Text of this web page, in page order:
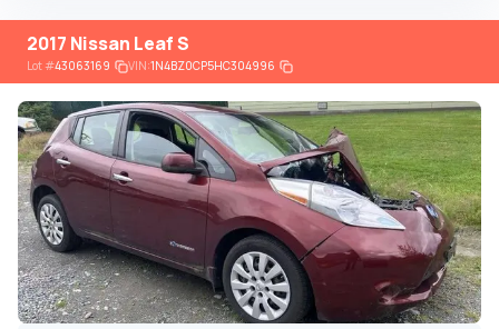
2017 Nissan Leaf S
Lot#43063169 VIN:1N4BZ0CP5HC304996